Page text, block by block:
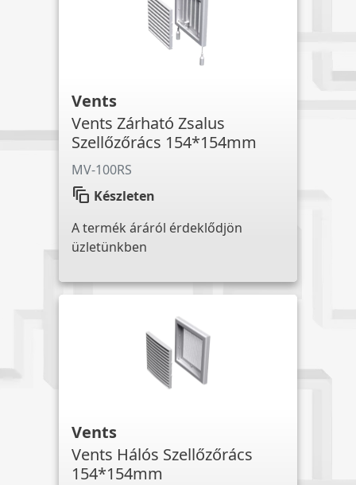
Vents
Vents Zárható Zsalus
Szellőzőrács 154*154mm
MV-100RS
auto_awesome_motion Készleten
A termék áráról érdeklődjön
üzletünkben
Vents
Vents Hálós Szellőzőrács
154*154mm